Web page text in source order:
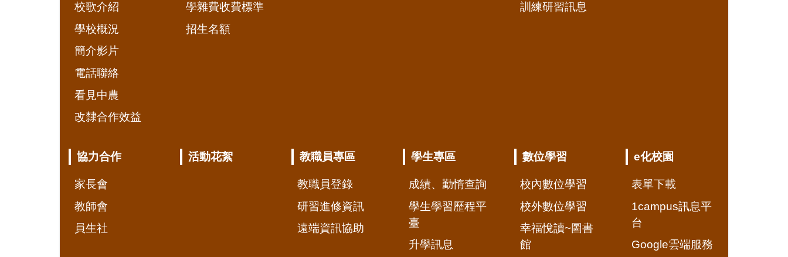
校歌介紹
學校概況
簡介影片
電話聯絡
看見中農
改隸合作效益
學雜費收費標準
招生名額
訓練研習訊息
協力合作
家長會
教師會
員生社
活動花絮 教職員專區
教職員登錄
研習進修資訊
遠端資訊協助
學生專區
成績、勤惰查詢
學生學習歷程平
臺
升學訊息
數位學習
校內數位學習
校外數位學習
幸福悅讀~圖書
館
e化校園
表單下載
1campus訊息平
台
Google雲端服務